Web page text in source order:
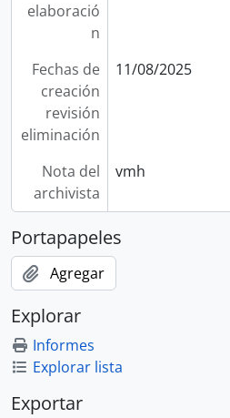
elaboració
n
Fechas de
creación
revisión
eliminación
11/08/2025
Nota del
archivista
vmh
Portapapeles
Agregar
Explorar
Informes
Explorar lista
Exportar